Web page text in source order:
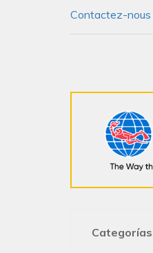
Contactez-nous
Categorías